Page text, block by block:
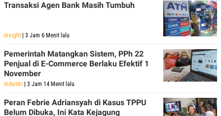
Transaksi Agen Bank Masih Tumbuh
Insight | 3 Jam 6 Menit lalu
Pemerintah Matangkan Sistem, PPh 22
Penjual di E-Commerce Berlaku Efektif 1
November
Industri | 3 Jam 14 Menit lalu
Peran Febrie Adriansyah di Kasus TPPU
Belum Dibuka, Ini Kata Kejagung